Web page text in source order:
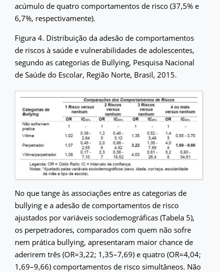
acúmulo de quatro comportamentos de risco (37,5% e
6,7%, respectivamente).
Figura 4. Distribuição da adesão de comportamentos
de riscos à saúde e vulnerabilidades de adolescentes,
segundo as categorias de Bullying, Pesquisa Nacional
de Saúde do Escolar, Região Norte, Brasil, 2015.
No que tange às associações entre as categorias de
bullying e a adesão de comportamentos de risco
ajustados por variáveis sociodemográficas (Tabela 5),
os perpetradores, comparados com quem não sofre
nem prática bullying, apresentaram maior chance de
aderirem três (OR=3,22; 1,35–7,69) e quatro (OR=4,04;
1,69–9,66) comportamentos de risco simultâneos. Não